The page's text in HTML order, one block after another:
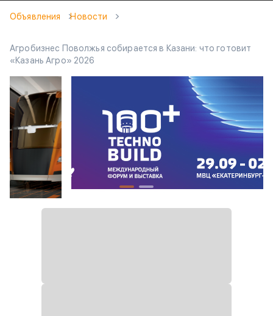
Объявления Новости
Агробизнес Поволжья собирается в Казани: что готовит
«Казань Агро» 2026